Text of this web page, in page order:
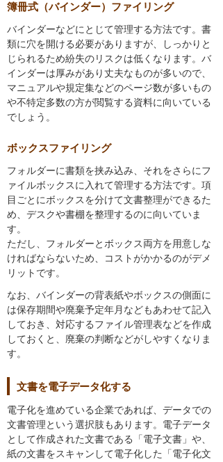
簿冊式（バインダー）ファイリング
バインダーなどにとじて管理する方法です。書
類に穴を開ける必要がありますが、しっかりと
じられるため紛失のリスクは低くなります。バ
インダーは厚みがあり丈夫なものが多いので、
マニュアルや規定集などのページ数が多いもの
や不特定多数の方が閲覧する資料に向いている
でしょう。
ボックスファイリング
フォルダーに書類を挟み込み、それをさらにフ
ァイルボックスに入れて管理する方法です。項
目ごとにボックスを分けて文書整理ができるた
め、デスクや書棚を整理するのに向いていま
す。
ただし、フォルダーとボックス両方を用意しな
ければならないため、コストがかかるのがデメ
リットです。
なお、バインダーの背表紙やボックスの側面に
は保存期間や廃棄予定年月などもあわせて記入
しておき、対応するファイル管理表などを作成
しておくと、廃棄の判断などがしやすくなりま
す。
文書を電子データ化する
電子化を進めている企業であれば、データでの
文書管理という選択肢もあります。電子データ
として作成された文書である「電子文書」や、
紙の文書をスキャンして電子化した「電子化文